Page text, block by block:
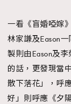
一看《盲婚啞嫁
林家謙及Eason
製則由Eason及
的話，更發現當
散下落花」，呼
好」則呼應《夕